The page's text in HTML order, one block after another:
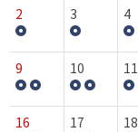
2 3 4
9 10 11
16 17 18